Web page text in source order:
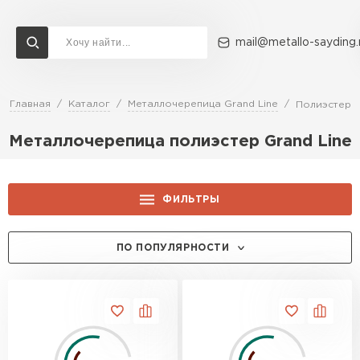
mail@metallo-
Главная Каталог Металлочерепица Grand Line Полиэстер
Металлочерепица полиэстер Grand Line
ФИЛЬТРЫ
0.5
ПРОИЗВОДИТЕЛЬ:
ПО ПОПУЛЯРНОСТИ
Доставка и оплата Акции О компании Контакты
ВСЕ ПРОИЗВОДИТЕЛИ